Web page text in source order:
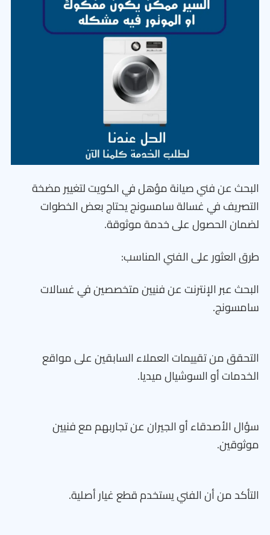
البحث عن فني صيانة مؤهل في الكويت لتغيير مضخة
التصريف في غسالة سامسونج يحتاج بعض الخطوات
لضمان الحصول على خدمة موثوقة.
طرق العثور على الفني المناسب:
البحث عبر الإنترنت عن فنيين متخصصين في غسالات
سامسونج.
التحقق من تقييمات العملاء السابقين على مواقع
الخدمات أو السوشيال ميديا.
سؤال الأصدقاء أو الجيران عن تجاربهم مع فنيين
موثوقين.
التأكد من أن الفني يستخدم قطع غيار أصلية.